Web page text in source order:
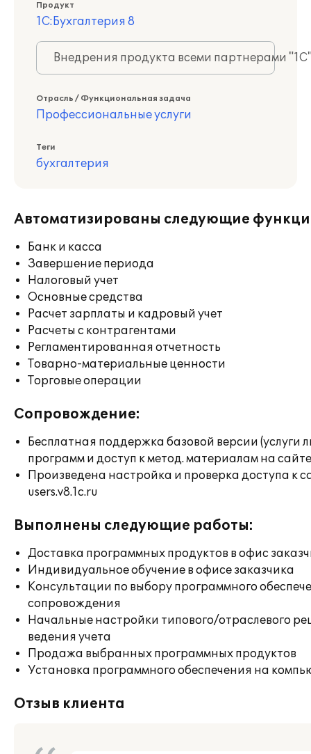
Продукт
1С:Бухгалтерия 8
Внедрения продукта всеми партнерами
Отрасль / Функциональная задача
Профессиональные услуги
Теги
бухгалтерия
Автоматизированы следующие
Банк и касса
Завершение периода
Налоговый учет
Основные средства
Расчет зарплаты и кадровый учет
Расчеты с контрагентами
Регламентированная отчетность
Товарно-материальные ценности
Торговые операции
Сопровождение:
Бесплатная поддержка базовой версии (услуги
программ и доступ к метод. материалам на
Произведена настройка и проверка доступа к
users.v8.1c.ru
Выполнены следующие работы:
Доставка программных продуктов в офис
Индивидуальное обучение в офисе заказчика
Консультации по выбору программного
сопровождения
Начальные настройки типового/отраслевого
ведения учета
Продажа выбранных программных продуктов
Установка программного обеспечения на
Отзыв клиента